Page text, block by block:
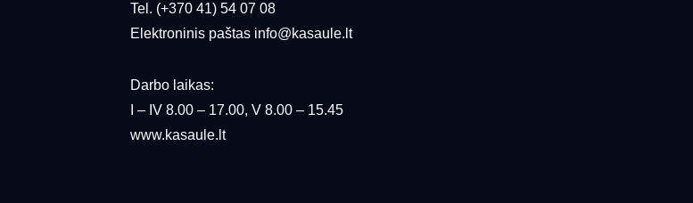
Tel. (+370 41) 54 07 08
Elektroninis paštas info@kasaule.lt
Darbo laikas:
I – IV 8.00 – 17.00, V 8.00 – 15.45
www.kasaule.lt